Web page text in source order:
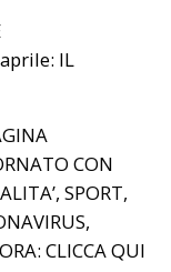
IL
CON
SPORT,
CLICCAQUI